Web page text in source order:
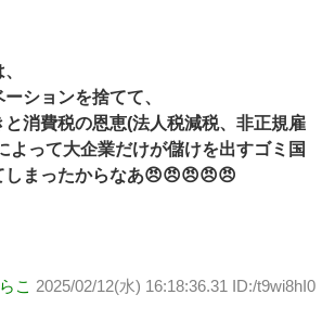
ションを捨てて、
消費税の恩恵(法人税減税、非正規雇
よって大企業だけが儲けを出すゴミ国
しまったからなあ😠😠😠😠😠
こ 2025/02/12(水) 16:18:36.31 ID:/t9wi8hI0